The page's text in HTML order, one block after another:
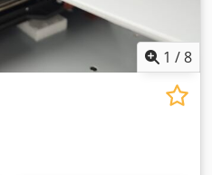
1 /8